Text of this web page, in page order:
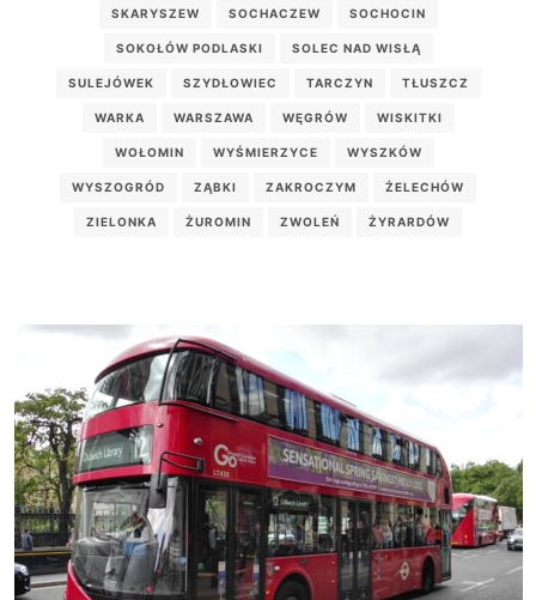
SKARYSZEW SOCHACZEW SOCHOCIN
SOKOŁÓW PODLASKI SOLEC NAD WISŁĄ
SULEJÓWEK SZYDŁOWIEC TARCZYN TŁUSZCZ
WARKA WARSZAWA WĘGRÓW WISKITKI
WOŁOMIN WYŚMIERZYCE WYSZKÓW
WYSZOGRÓD ZĄBKI ZAKROCZYM ŻELECHÓW
ZIELONKA ŻUROMIN ZWOLEŃ ŻYRARDÓW